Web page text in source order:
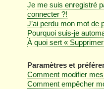
Je me suis enregistré
connecter ?!
J’ai perdu mon mot de
Pourquoi suis-je
À quoi sert «
Paramètres et
Comment modifier
Comment empêcher